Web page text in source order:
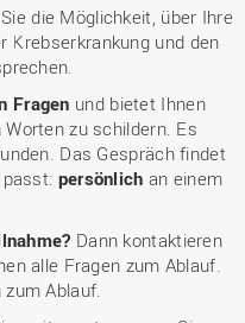
die Möglichkeit, über Ihre
Krebserkrankung und den
Fragen und bietet Ihnen
zu schildern. Es
Das Gespräch findet
persönlich an einem
Dann kontaktieren
alle Fragen zum Ablauf.
Ablauf.